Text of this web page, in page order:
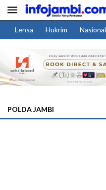

Lensa Hukrim Nasional
POLDA JAMBI